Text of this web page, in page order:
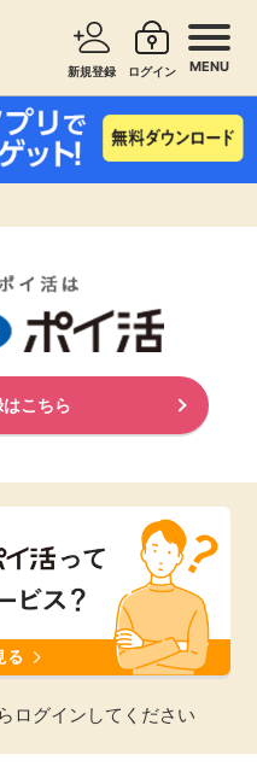
新規登録 ログイン MENU
ショッピングで探す
こちら
ログインしてください